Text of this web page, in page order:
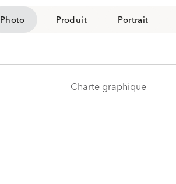
Photo Produit Portrait
Charte graphique